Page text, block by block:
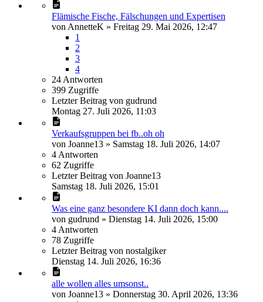
Flämische Fische, Fälschungen und Expertisen
von AnnetteK » Freitag 29. Mai 2026, 12:47
1
2
3
4
24 Antworten
399 Zugriffe
Letzter Beitrag von gudrund
Montag 27. Juli 2026, 11:03
Verkaufsgruppen bei fb..oh oh
von Joanne13 » Samstag 18. Juli 2026, 14:07
4 Antworten
62 Zugriffe
Letzter Beitrag von Joanne13
Samstag 18. Juli 2026, 15:01
Was eine ganz besondere KI dann doch kann....
von gudrund » Dienstag 14. Juli 2026, 15:00
4 Antworten
78 Zugriffe
Letzter Beitrag von nostalgiker
Dienstag 14. Juli 2026, 16:36
alle wollen alles umsonst..
von Joanne13 » Donnerstag 30. April 2026, 13:36